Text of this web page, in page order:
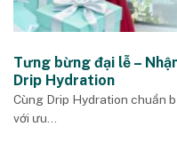
Tưng bừng đại lễ –
Drip Hydration
Cùng Drip Hydration chuẩn
với ưu...